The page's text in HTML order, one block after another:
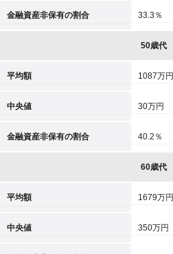
金融資産非保有の割合 33.3％
50歳代
平均額 1087万円
中央値 30万円
金融資産非保有の割合 40.2％
60歳代
平均額 1679万円
中央値 350万円